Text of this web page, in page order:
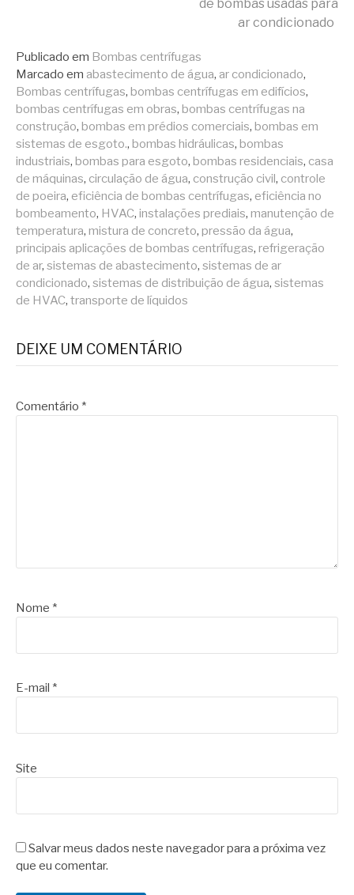
lendo
de bombas usadas para
ar condicionado
Publicado em Bombas centrífugas
Marcado em abastecimento de água, ar condicionado,
Bombas centrífugas, bombas centrífugas em edifícios,
bombas centrífugas em obras, bombas centrífugas na
construção, bombas em prédios comerciais, bombas em
sistemas de esgoto., bombas hidráulicas, bombas
industriais, bombas para esgoto, bombas residenciais, casa
de máquinas, circulação de água, construção civil , controle
de poeira, eficiência de bombas centrífugas, eficiência no
bombeamento, HVAC, instalações prediais, manutenção de
temperatura, mistura de concreto, pressão da água,
principais aplicações de bombas centrífugas, refrigeração
de ar, sistemas de abastecimento, sistemas de ar
condicionado, sistemas de distribuição de água, sistemas
de HVAC, transporte de líquidos
DEIXE UM COMENTÁRIO
Comentário *
Nome *
E-mail *
Site
Salvar meus dados neste navegador para a próxima vez
que eu comentar.